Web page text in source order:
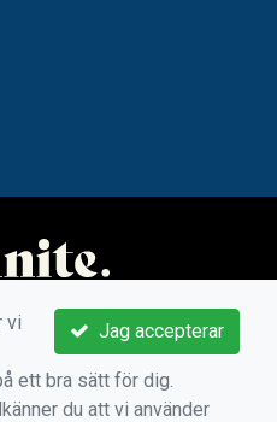
Jag accepterar
vi
ett bra sätt för dig.
du att vi använder